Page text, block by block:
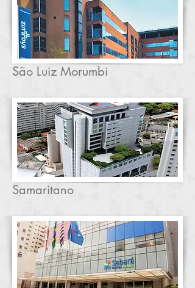
São Luiz Morumbi
Samaritano